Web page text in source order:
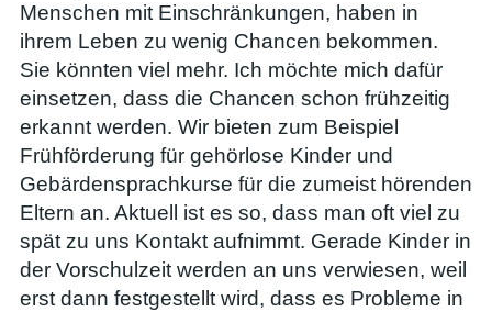
Menschen mit Einschränkungen, haben in
ihrem Leben zu wenig Chancen bekommen.
Sie könnten viel mehr. Ich möchte mich dafür
einsetzen, dass die Chancen schon frühzeitig
erkannt werden. Wir bieten zum Beispiel
Frühförderung für gehörlose Kinder und
Gebärdensprachkurse für die zumeist hörenden
Eltern an. Aktuell ist es so, dass man oft viel zu
spät zu uns Kontakt aufnimmt. Gerade Kinder in
der Vorschulzeit werden an uns verwiesen, weil
erst dann festgestellt wird, dass es Probleme in